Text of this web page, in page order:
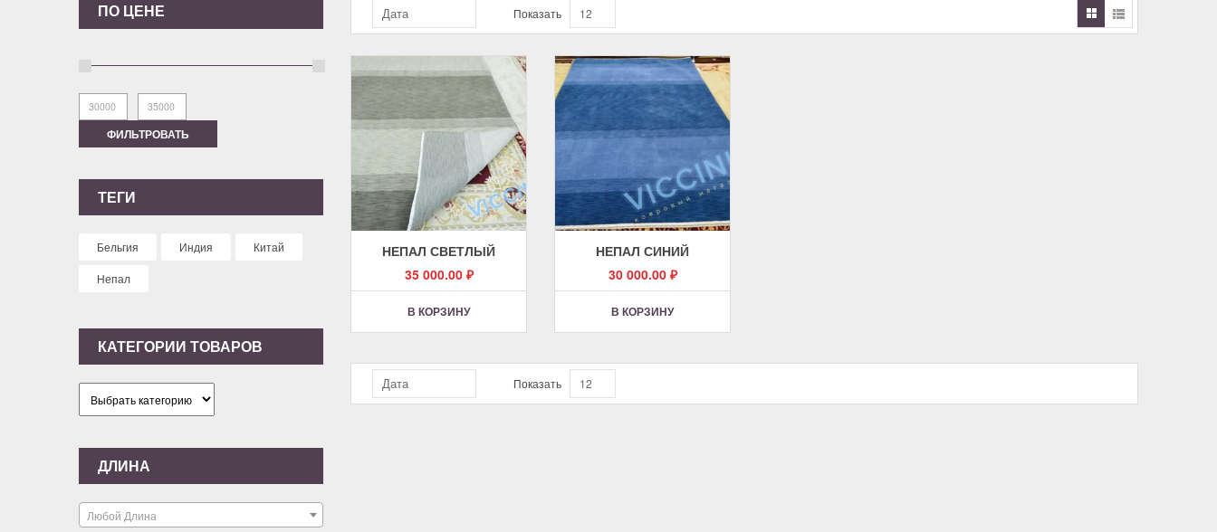
ПО ЦЕНЕ
ФИЛЬТРОВАТЬ
ТЕГИ
Бельгия Индия Китай
Непал
КАТЕГОРИИ ТОВАРОВ
ДЛИНА
Любой Длина
Дата Показать 12
НЕПАЛ СВЕТЛЫЙ
35 000.00 ₽
В КОРЗИНУ
НЕПАЛ СИНИЙ
30 000.00 ₽
В КОРЗИНУ
Дата Показать 12